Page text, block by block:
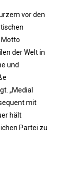
vor den
Motto
der Welt in
und
„Medial
mit
hält
Partei zu